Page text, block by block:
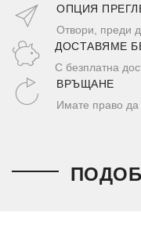
ОПЦИЯ
Отвори, преди
ДОСТАВЯМЕ
С безплатна
ВРЪЩАНЕ
Имате право да